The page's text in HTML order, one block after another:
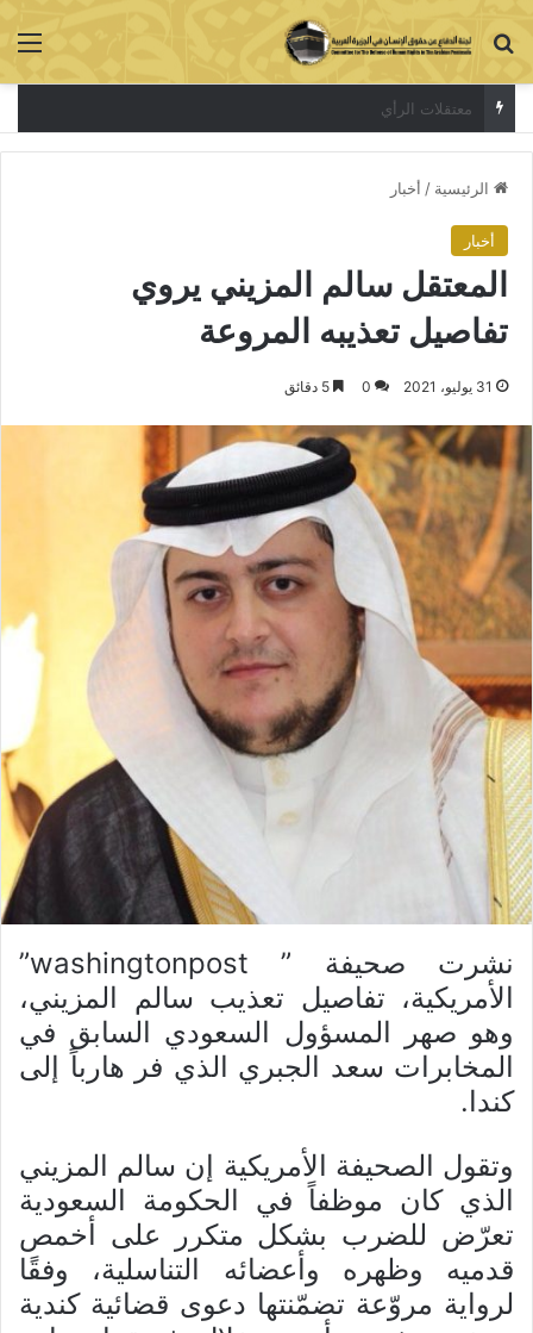
بحث عن
المحاكمات الصورية لاسكات الاصوات المستقلة
الرئيسية / أخبار
أخبار
المعتقل سالم المزيني يروي
تفاصيل تعذيبه المروعة
31 يوليو، 2021 0
نشرت صحيفة ” washingtonpost”
الأمريكية، تفاصيل تعذيب سالم المزيني،
وهو صهر المسؤول السعودي السابق في
المخابرات سعد الجبري الذي فر هارباً إلى
كندا.
وتقول الصحيفة الأمريكية إن سالم المزيني
الذي كان موظفاً في الحكومة السعودية
تعرّض للضرب بشكل متكرر على أخمص
قدميه وظهره وأعضائه التناسلية، وفقًا
لرواية مروّعة تضمّنتها دعوى قضائية كندية